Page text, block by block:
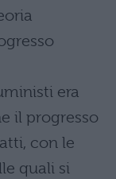
era
il progresso
con le
quali si